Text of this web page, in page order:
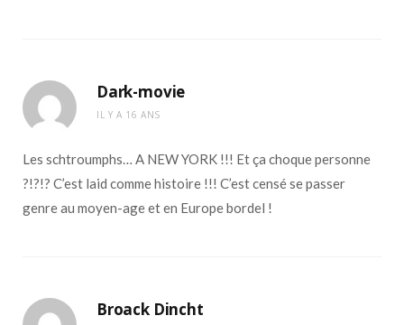
Dark-movie
IL Y A 16 ANS
Les schtroumphs… A NEW YORK !!! Et ça choque personne
?!?!? C’est laid comme histoire !!! C’est censé se passer
genre au moyen-age et en Europe bordel !
Broack Dincht